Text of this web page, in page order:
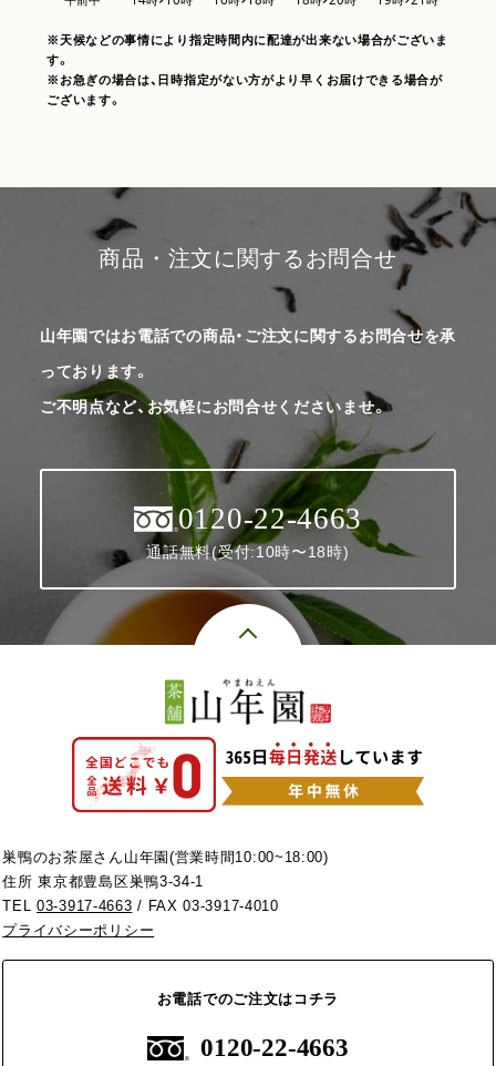
※天候などの事情により指定時間内に配達が出来ない場合がございま
す。
※お急ぎの場合は、日時指定がない方がより早くお届けできる場合が
ございます。
商品・注文に関するお問合せ
山年園ではお電話での商品・ご注文に関するお問合せを承
っております。
ご不明点など、お気軽にお問合せくださいませ。
0120-22-4663
通話無料(受付:10時〜18時)
巣鴨のお茶屋さん山年園(営業時間10:00~18:00)
住所 東京都豊島区巣鴨3-34-1
TEL03-3917-4663 / FAX 03-3917-4010
プライバシーポリシー
お電話でのご注文はコチラ
0120-22-4663